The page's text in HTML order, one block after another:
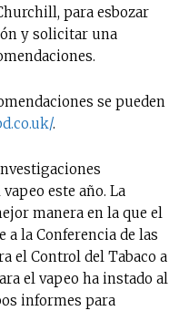
para esbozar
y solicitar una
se pueden
.
este año. La
manera en la que el
a la Conferencia de las
el Control del Tabaco a
el vapeo ha instado al
informes para